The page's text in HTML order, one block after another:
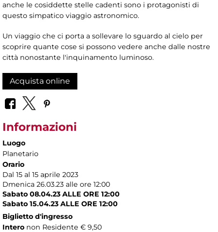
anche le cosiddette stelle cadenti sono i protagonisti di
questo simpatico viaggio astronomico.
Un viaggio che ci porta a sollevare lo sguardo al cielo per
scoprire quante cose si possono vedere anche dalle nostre
città nonostante l'inquinamento luminoso.
Acquista online
Informazioni
Luogo
Planetario
Orario
Dal 15 al 15 aprile 2023
Dmenica 26.03.23 alle ore 12:00
Sabato 08.04.23 ALLE ORE 12:00
Sabato 15.04.23 ALLE ORE 12:00
Biglietto d'ingresso
Intero non Residente € 9,50